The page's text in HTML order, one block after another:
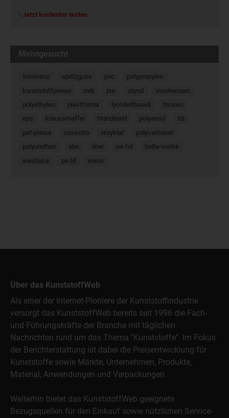
Jetzt kostenlos testen
Meistgesucht
insolvenz spritzguss pvc
polypropylen
kunststoffpreise
mdi pur styrol
insolvenzen
polyethylen
plastforma lyondellbasell
trinseo
eps
kraussmaffei titandioxid polyamid
tdi
pet-preise
covestro rezyklat
polycarbonat
polyurethan
abs dow pe-hd
bolta-werke
westlake
pe-ld ineos
Über das KunststoffWeb
Als einer der Internet-Pioniere der Kunststoffindustrie
versorgt das KunststoffWeb bereits seit 1996 die Fach-
und Führungskräfte der Branche mit täglichen
Nachrichten rund um das Thema "Kunststoffe". Im Fokus
der Berichterstattung ist dabei die Preisentwicklung für
Kunststoffe sowie Märkte, Unternehmen, Produkte,
Material, Anwendungen und Verpackungen.
Weiterhin bietet das KunststoffWeb geeignete
Bezugsquellen für den Einkauf sowie nützlichen Service-